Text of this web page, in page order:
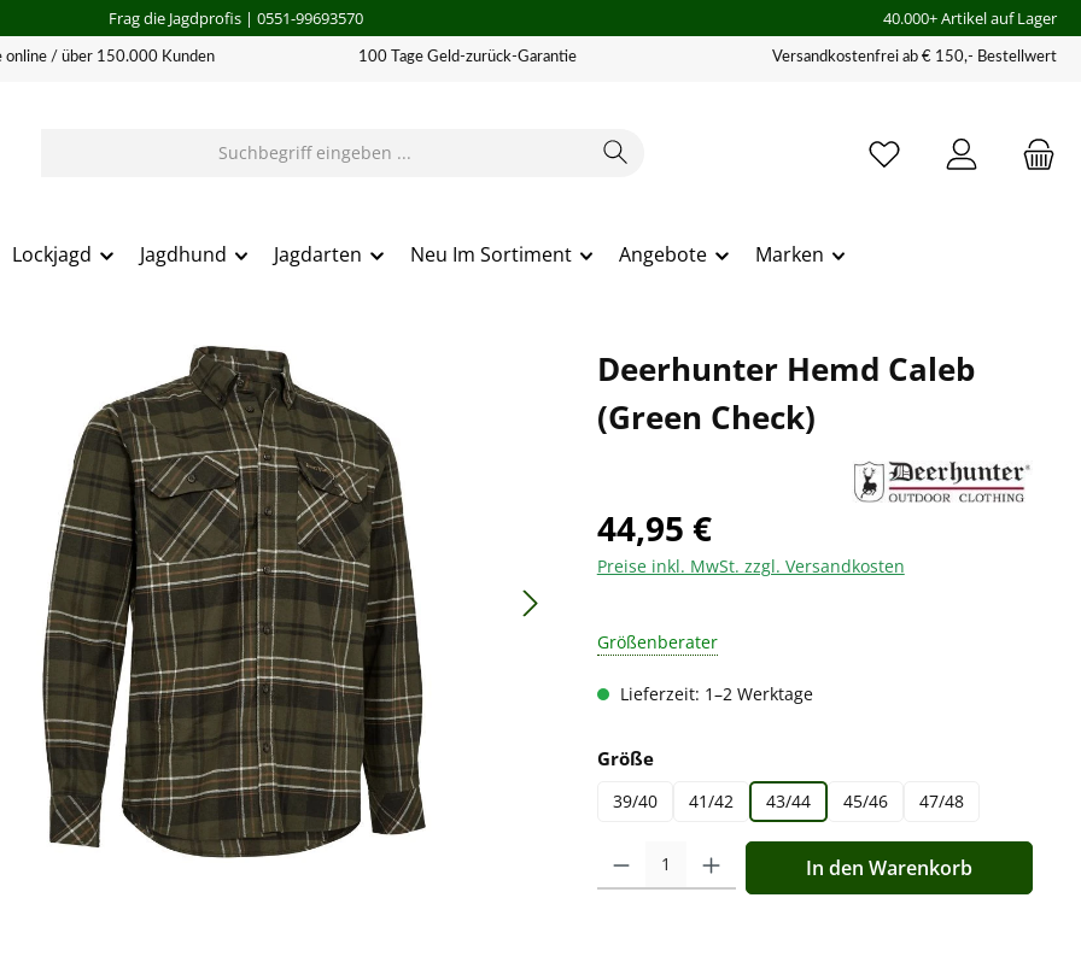
Frag die Jagdprofis| 0551-99693570 40.000+ Artikel auf Lager
online / über 150.000 Kunden 100 Tage Geld-zurück-Garantie Versandkostenfrei ab € 150,- Bestellwert
Lockjagd Jagdhund Jagdarten Neu Im Sortiment Angebote Marken
Deerhunter Hemd Caleb
(Green Check)
44,95 €
Preise inkl. MwSt. zzgl. Versandkosten
Größenberater
Lieferzeit: 1–2 Werktage
Größeauswählen
39/40 41/42 43/44 45/46 47/48
Produkt Anzahl: Gib den gewünschten Wert ein oder
In den Warenkorb